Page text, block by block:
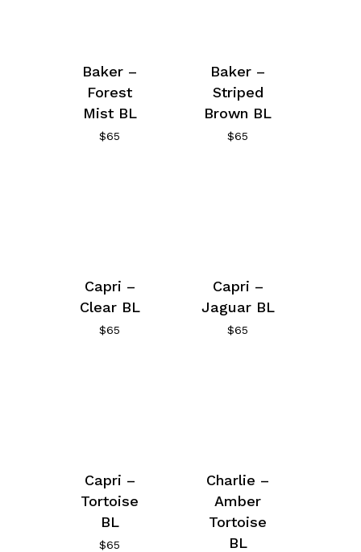
Baker –
Forest
Mist BL
$65
Baker –
Striped
Brown BL
$65
Capri –
Clear BL
$65
Capri –
Jaguar BL
$65
Capri –
Tortoise
BL
$65
Charlie –
Amber
Tortoise
BL